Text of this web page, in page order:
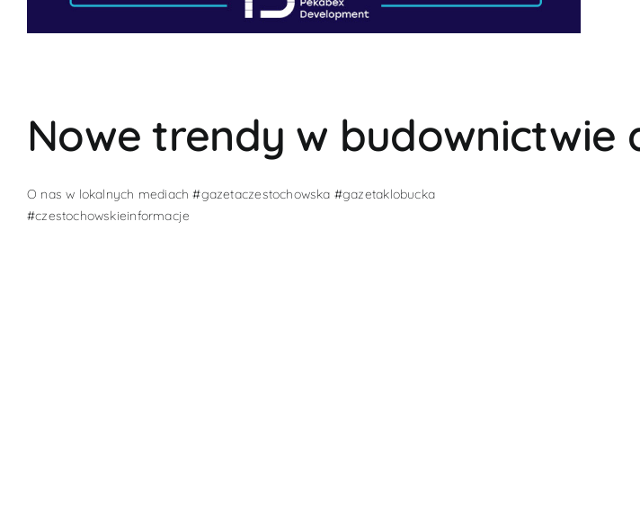
Nowe trendy w budownictwie
O nas w lokalnych mediach #gazetaczestochowska #gazetaklobucka
#czestochowskieinformacje